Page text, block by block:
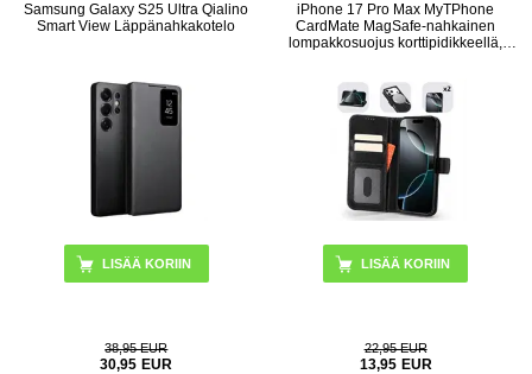
Samsung Galaxy S25 Ultra Qialino
Smart View Läppänahkakotelo
LISÄÄ KORIIN
38,95 EUR
30,95 EUR
iPhone 17 Pro Max MyTPhone
CardMate MagSafe-nahkainen
lompakkosuojus korttipidikkeellä,
LISÄÄ KORIIN
22,95 EUR
13,95 EUR